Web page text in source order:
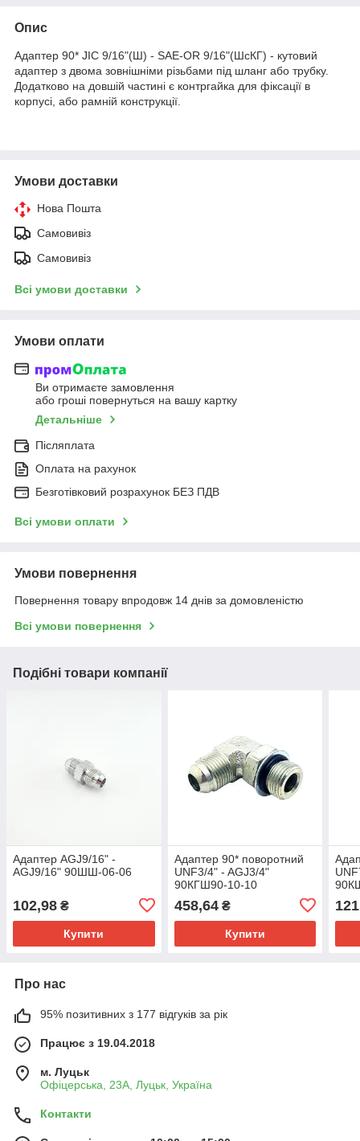
Опис
Адаптер 90* JIC 9/16"(Ш) - SAE-OR 9/16"(ШсКГ) - кутовий
адаптер з двома зовнішніми різьбами під шланг або трубку.
Додатково на довшій частині є контргайка для фіксації в
корпусі, або рамній конструкції.
Умови доставки
Нова Пошта
Самовивіз
Самовивіз
Всі умови доставки
Умови оплати
Ви отримаєте замовлення
або гроші повернуться на вашу картку
Детальніше
Післяплата
Оплата на рахунок
Безготівковий розрахунок БЕЗ ПДВ
Всі умови оплати
Умови повернення
Повернення товару впродовж 14 днів за домовленістю
Всі умови повернення
Подібні товари компанії
Адаптер AGJ9/16" -
AGJ9/16" 90ШШ-06-06
102,98 ₴
Купити
Адаптер 90* поворотний
UNF3/4" - AGJ3/4"
90КГШ90-10-10
458,64₴
Купити
Про нас
95% позитивних з 177 відгуків за рік
Працює з 19.04.2018
м. Луцьк
Офіцерська, 23А, Луцьк, Україна
Контакти